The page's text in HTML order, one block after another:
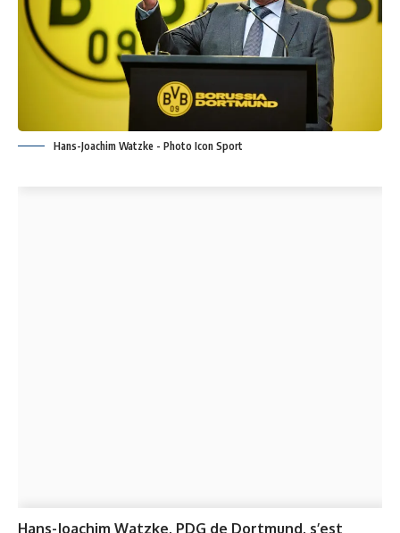
Hans-Joachim Watzke - Photo Icon Sport
Hans-Joachim Watzke, PDG de Dortmund, s’est